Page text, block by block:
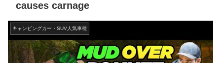
causes carnage
キャンピングカー・SUV人気車種